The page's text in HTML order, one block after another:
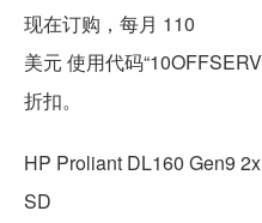
现在订购，每月 110
美元 使用代码
折扣。
HP Proliant DL160 Gen9
SD